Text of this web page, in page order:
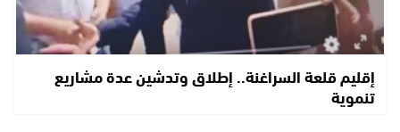
إقليم قلعة السراغنة.. إطلاق وتدشين عدة مشاريع
تنموية